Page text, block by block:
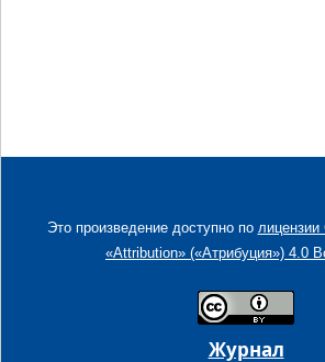
Это произведение доступно по
«Attribution» («Атрибуция») 4.0
Журнал